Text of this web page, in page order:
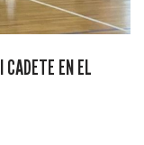
EN EL